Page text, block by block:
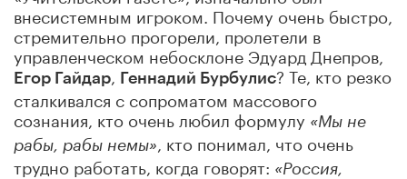
внесистемным игроком. Почему очень быстро,
стремительно прогорели, пролетели в
управленческом небосклоне Эдуард Днепров,
Егор Гайдар Геннадий Бурбулис? Те, кто резко
сталкивался с сопроматом массового
сознания, кто очень любил формулу «Мы не
рабы, рабы немы»
, кто понимал, что очень
трудно работать, когда говорят: «Россия,